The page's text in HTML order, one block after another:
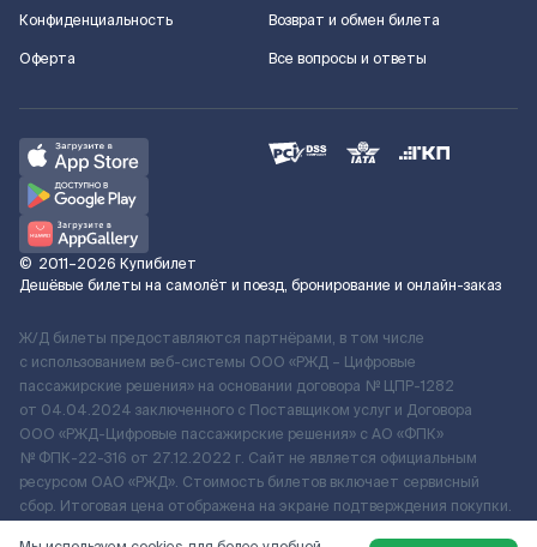
Конфиденциальность
Оферта
Возврат и обмен билета
Все вопросы и ответы
© 2011–2026 Купибилет
Дешёвые билеты на самолёт и поезд, бронирование и онлайн-заказ
Ж/Д билеты предоставляются партнёрами, в том числе
с использованием веб-системы ООО «РЖД – Цифровые
пассажирские решения» на основании договора № ЦПР-1282
от 04.04.2024 заключенного с Поставщиком услуг и Договора
ООО «РЖД-Цифровые пассажирские решения» c АО «ФПК»
№ ФПК-22-316 от 27.12.2022 г. Сайт не является официальным
ресурсом ОАО «РЖД». Стоимость билетов включает сервисный
сбор. Итоговая цена отображена на экране подтверждения покупки.